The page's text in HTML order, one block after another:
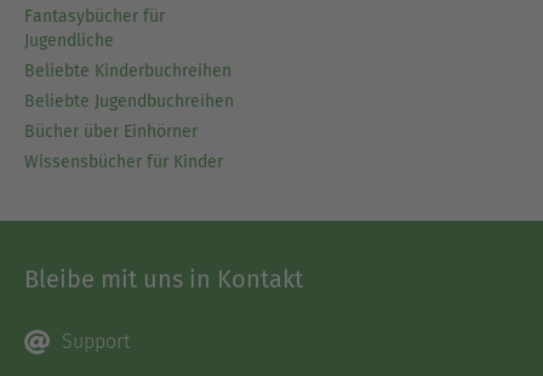
Fantasybücher für
Jugendliche
Beliebte Kinderbuchreihen
Beliebte Jugendbuchreihen
Bücher über Einhörner
Wissensbücher für Kinder
Bleibe mit uns in Kontakt
Support